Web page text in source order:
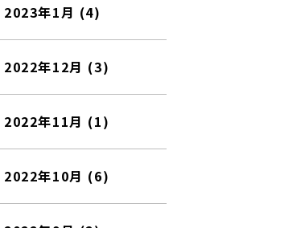
2023年1月 (4)
2022年12月 (3)
2022年11月 (1)
2022年10月 (6)